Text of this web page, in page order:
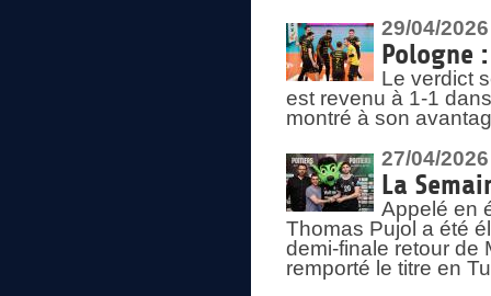
29/04/2026
Pologne
Le verdict
est revenu à 1-1
montré à son
27/04/2026
La
Appelé en
Thomas Pujol a été
demi-finale retour de
remporté le titre en